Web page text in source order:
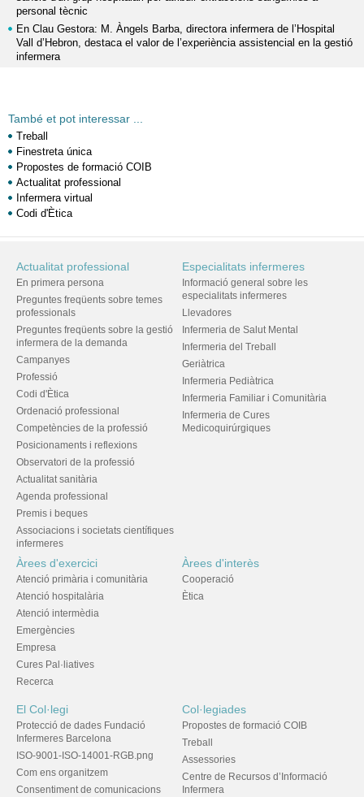
personal tècnic
En Clau Gestora: M. Àngels Barba, directora infermera de l’Hospital
Vall d’Hebron, destaca el valor de l’experiència assistencial en la gestió
infermera
També et pot interessar ...
Treball
Finestreta única
Propostes de formació COIB
Actualitat professional
Infermera virtual
Codi d'Ètica
Actualitat professional
En primera persona
Preguntes freqüents sobre temes
professionals
Preguntes freqüents sobre la gestió
infermera de la demanda
Campanyes
Professió
Codi d'Ètica
Ordenació professional
Competències de la professió
Posicionaments i reflexions
Observatori de la professió
Actualitat sanitària
Agenda professional
Premis i beques
Associacions i societats científiques
infermeres
Especialitats infermeres
Informació general sobre les
especialitats infermeres
Llevadores
Infermeria de Salut Mental
Infermeria del Treball
Geriàtrica
Infermeria Pediàtrica
Infermeria Familiar i Comunitària
Infermeria de Cures
Medicoquirúrgiques
Àrees d'exercici
Atenció primària i comunitària
Atenció hospitalària
Atenció intermèdia
Emergències
Empresa
Cures Pal·liatives
Recerca
Àrees d'interès
Cooperació
Ètica
El Col·legi
Protecció de dades Fundació
Infermeres Barcelona
ISO-9001-ISO-14001-RGB.png
Com ens organitzem
Consentiment de comunicacions
Col·legiades
Propostes de formació COIB
Treball
Assessories
Centre de Recursos d’Informació
Infermera